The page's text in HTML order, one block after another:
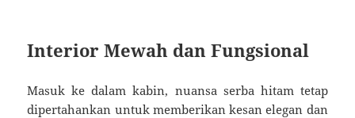
Interior Mewah dan Fungsional
Masuk ke dalam kabin, nuansa serba hitam tetap
dipertahankan untuk memberikan kesan elegan dan